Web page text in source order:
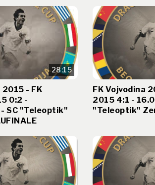
28:15
2015 - FK
0:2 -
SC "Teleoptik"
FK Vojvodina
2015 4:1 -
"Teleoptik"